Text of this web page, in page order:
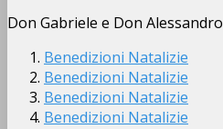
Don Gabriele e Don Alessandro
Benedizioni Natalizie
Benedizioni Natalizie
Benedizioni Natalizie
Benedizioni Natalizie